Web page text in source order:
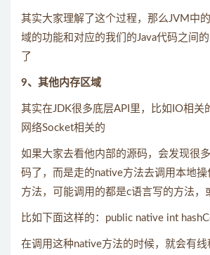
其实大家理解了这个过程，那么JVM中
域的功能和对应的我们的Java代码之间
了
9、其他内存区域
其实在JDK很多底层API里，比如IO相关
网络Socket相关的
如果大家去看他内部的源码，会发现很
码了，而是走的native方法去调用本地
方法，可能调用的都是c语言写的方法，
比如下面这样的：public native int
在调用这种native方法的时候，就会有